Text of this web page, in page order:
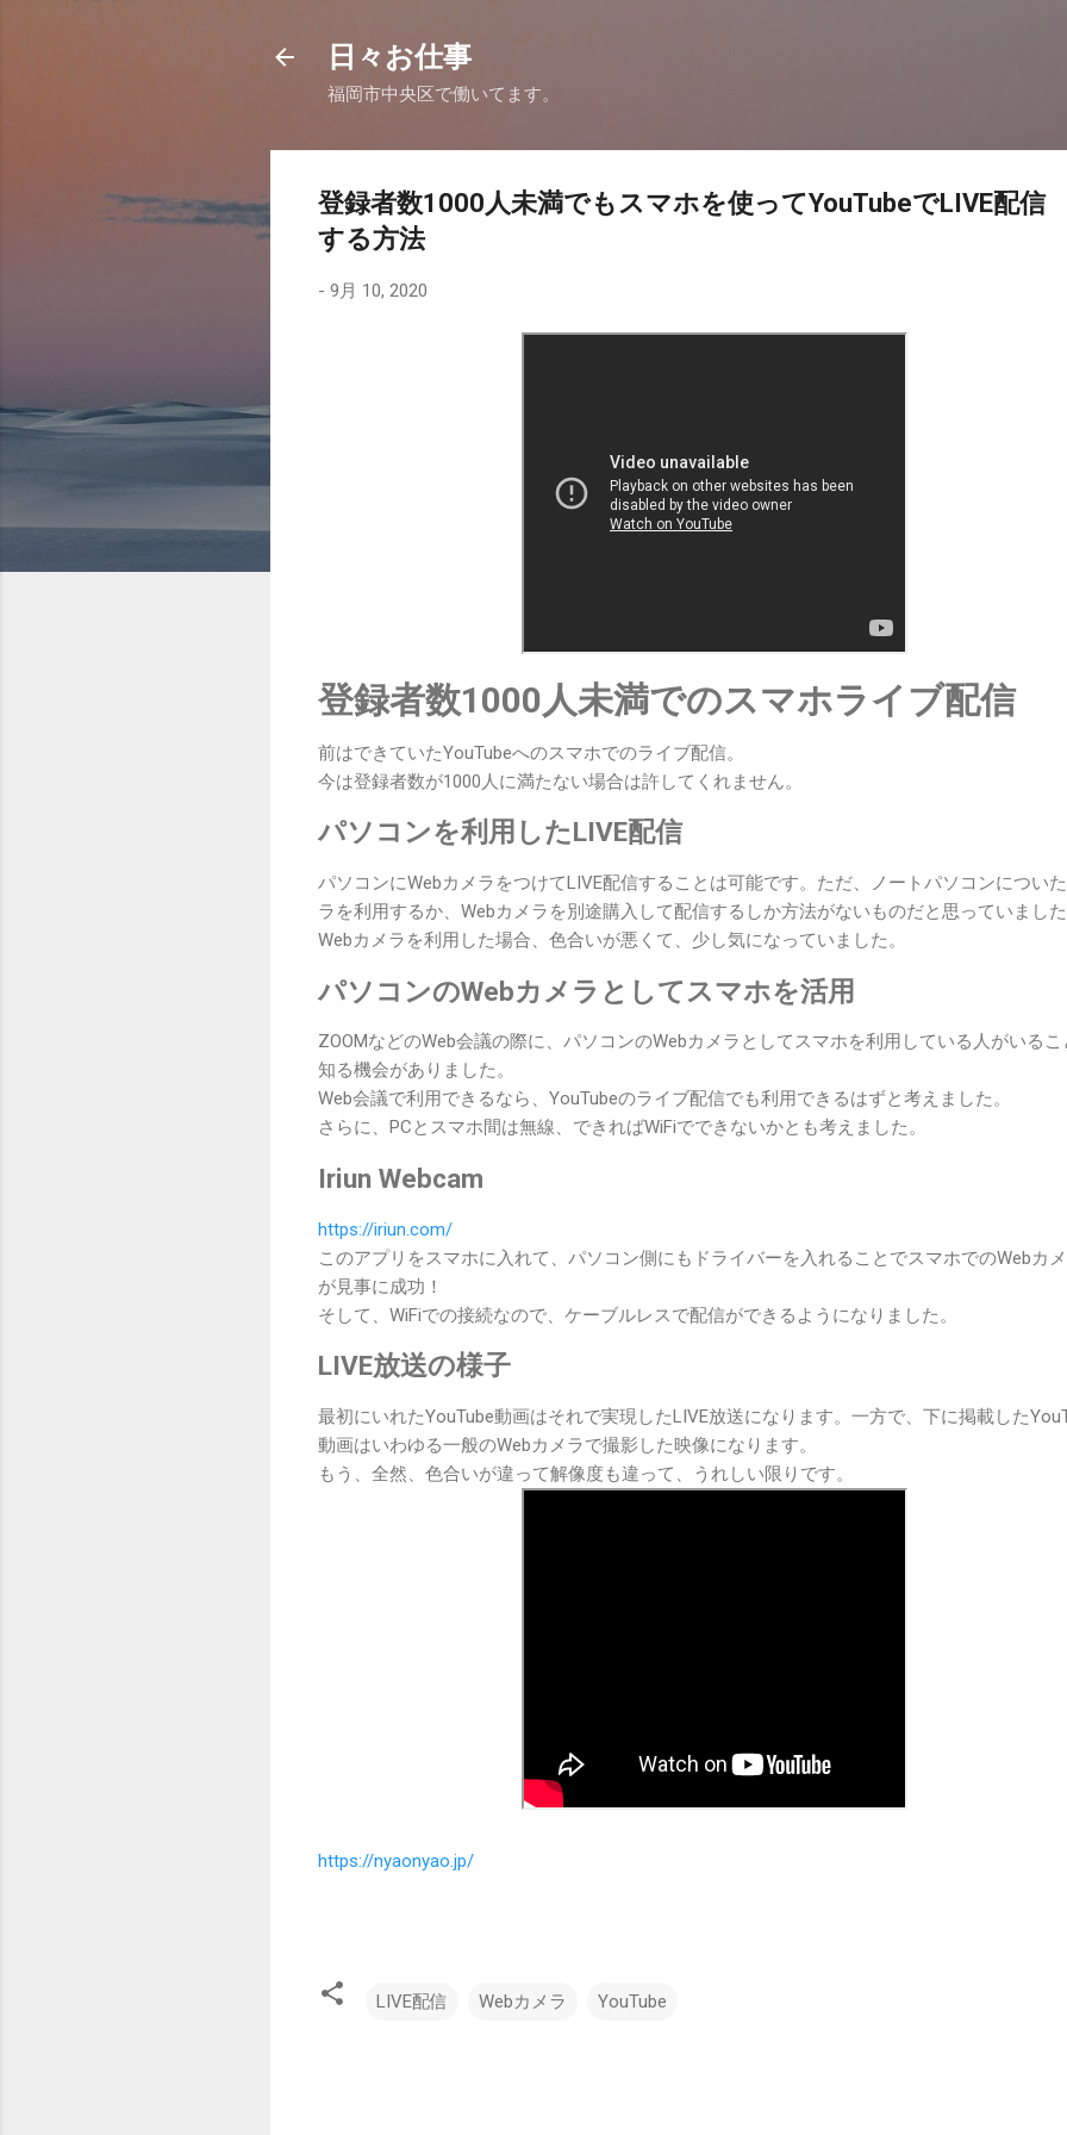
日々お仕事
福岡市中央区で働いてます。
登録者数1000人未満でもスマホを使ってYouTubeでLIVE配信
する方法
- 9月 10, 2020
登録者数1000人未満でのスマホライブ配信
前はできていたYouTubeへのスマホでのライブ配信。
今は登録者数が1000人に満たない場合は許してくれません。
パソコンを利用したLIVE配信
パソコンにWebカメラをつけてLIVE配信することは可能です。ただ、ノートパソコンについ
ラを利用するか、Webカメラを別途購入して配信するしか方法がないものだと思っていました
Webカメラを利用した場合、色合いが悪くて、少し気になっていました。
パソコンのWebカメラとしてスマホを活用
ZOOMなどのWeb会議の際に、パソコンのWebカメラとしてスマホを利用している人がいるこ
知る機会がありました。
Web会議で利用できるなら、YouTubeのライブ配信でも利用できるはずと考えました。
さらに、PCとスマホ間は無線、できればWiFiでできないかとも考えました。
Iriun Webcam
https://iriun.com/
このアプリをスマホに入れて、パソコン側にもドライバーを入れることでスマホでのWebカ
が見事に成功！
そして、WiFiでの接続なので、ケーブルレスで配信ができるようになりました。
LIVE放送の様子
最初にいれたYouTube動画はそれで実現したLIVE放送になります。一方で、下に掲載した
動画はいわゆる一般のWebカメラで撮影した映像になります。
もう、全然、色合いが違って解像度も違って、うれしい限りです。
https://nyaonyao.jp/
LIVE配信 Webカメラ YouTube